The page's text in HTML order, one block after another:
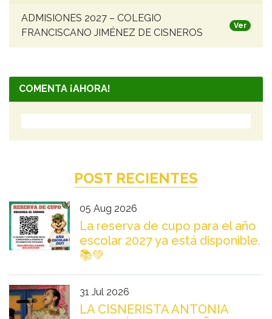
ADMISIONES 2027 – COLEGIO
FRANCISCANO JIMÉNEZ DE CISNEROS
Ver
COMENTA ¡AHORA!
POST RECIENTES
05 Aug 2026
La reserva de cupo para el año
escolar 2027 ya está disponible.
📚💚
31 Jul 2026
LA CISNERISTA ANTONIA